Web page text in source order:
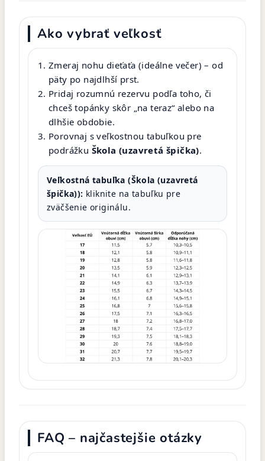
Ako vybrať veľkosť
Zmeraj nohu dieťaťa (ideálne večer) – od
päty po najdlhší prst.
Pridaj rozumnú rezervu podľa toho, či
chceš topánky skôr „na teraz“ alebo na
dlhšie obdobie.
Porovnaj s veľkostnou tabuľkou pre
podrážku Škola (uzavretá špička).
Veľkostná tabuľka (Škola (uzavretá
špička)): kliknite na tabuľku pre
zväčšenie originálu.
FAQ – najčastejšie otázky